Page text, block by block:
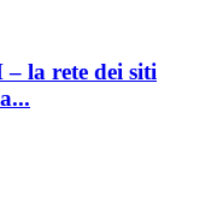
la rete dei siti